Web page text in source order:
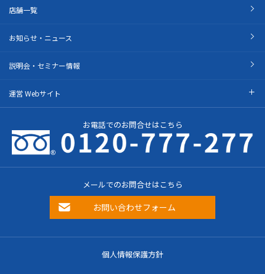
店舗一覧
お知らせ・ニュース
説明会・セミナー情報
運営 Webサイト
お電話でのお問合せはこちら
メールでのお問合せはこちら
お問い合わせフォーム
個人情報保護方針